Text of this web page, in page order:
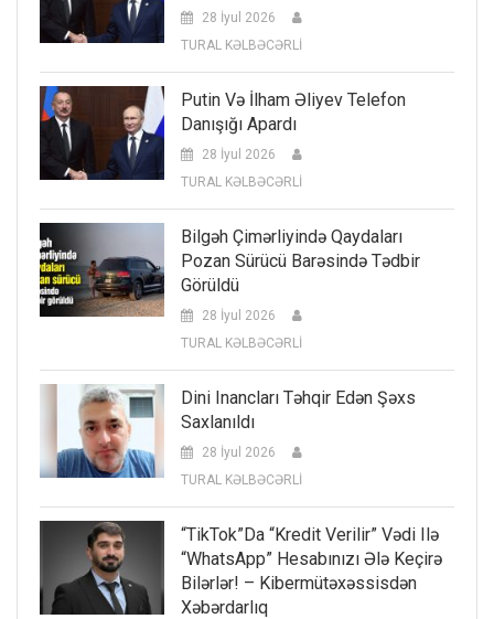
28 İyul 2026
TURAL KƏLBƏCƏRLİ
Putin Və İlham Əliyev Telefon
Danışığı Apardı
28 İyul 2026
TURAL KƏLBƏCƏRLİ
Bilgəh Çimərliyində Qaydaları
Pozan Sürücü Barəsində Tədbir
Görüldü
28 İyul 2026
TURAL KƏLBƏCƏRLİ
Dini Inancları Təhqir Edən Şəxs
Saxlanıldı
28 İyul 2026
TURAL KƏLBƏCƏRLİ
“TikTok”da “kredit Verilir” Vədi Ilə
“WhatsApp” Hesabınızı Ələ Keçirə
Bilərlər! – Kibermütəxəssisdən
Xəbərdarlıq